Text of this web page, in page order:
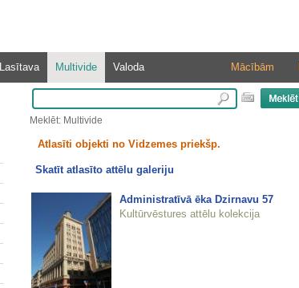
Lasītava Multivide Valoda Mācībām
Meklēt: Multivide
Atlasīti objekti no Vidzemes priekšp.
Skatīt atlasīto attēlu galeriju
Administratīvā ēka Dzirnavu 57
Kultūrvēstures attēlu kolekcija